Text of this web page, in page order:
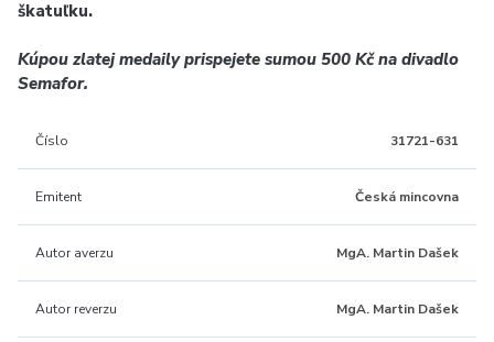
škatuľku.
Kúpou zlatej medaily prispejete sumou 500 Kčna divadlo
Semafor.
Číslo 31721-631
Emitent Česká mincovna
Autor averzu MgA. Martin Dašek
Autor reverzu MgA. Martin Dašek